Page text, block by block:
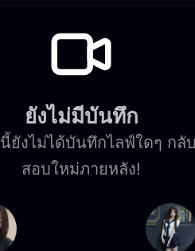
ยังไม่มีบันทึก
ยังไม่ได้บันทึกไลฟ์ใดๆ กลั
สอบใหม่ภายหลัง!